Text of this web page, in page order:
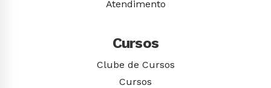
Atendimento
Cursos
Clube de Cursos
Cursos